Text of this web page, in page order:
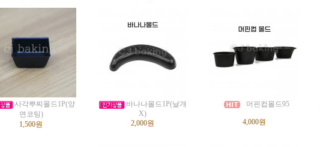
사각뿌찌몰드1P(양
면코팅)
1,500원
바나나몰드1P(날개
X)
2,000원
머핀컵몰드95
4,000원